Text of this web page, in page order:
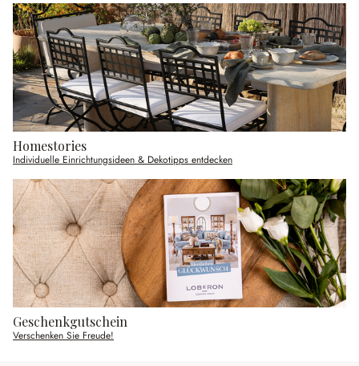
Homestories
Individuelle Einrichtungsideen & Dekotipps entdecken
Geschenkgutschein
Verschenken Sie Freude!